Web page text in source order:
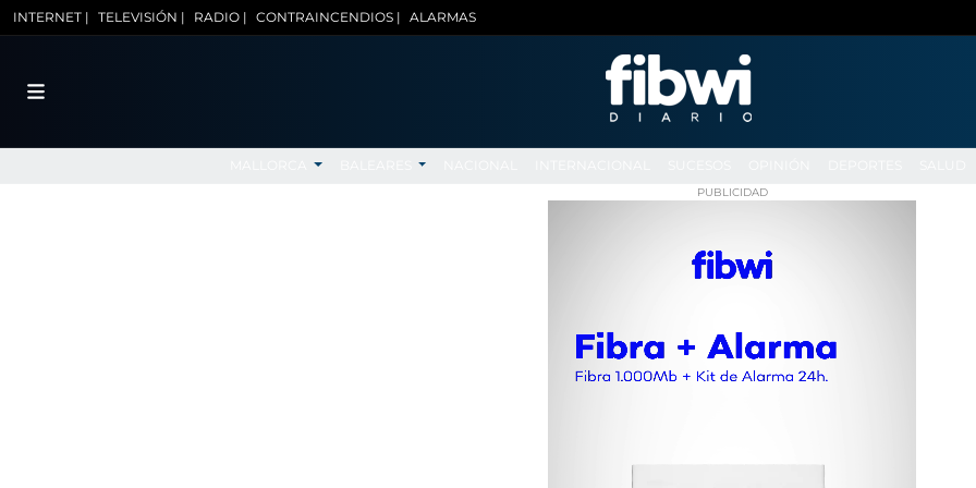
INTERNET | TELEVISIÓN | RADIO | CONTRAINCENDIOS | ALARMAS